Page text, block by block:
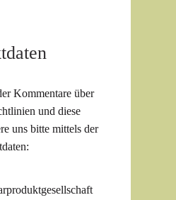
Kommentare über
und diese
uns bitte mittels der